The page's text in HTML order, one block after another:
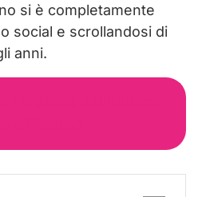
si è completamente
social e scrollandosi di
anni.